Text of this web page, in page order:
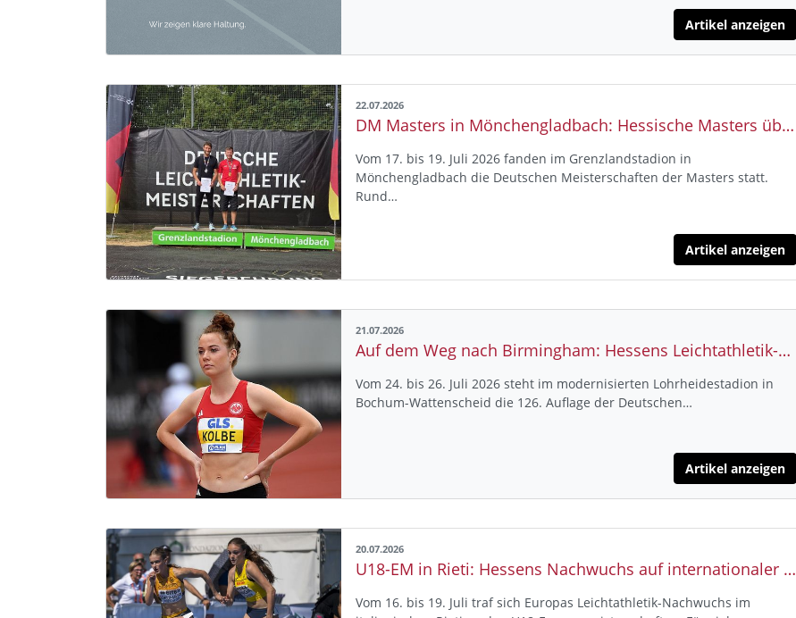
Artikel anzeigen
22.07.2026
DM Masters in Mönchengladbach: Hessische Masters überzeugen mit 94 Medaillen
Vom 17. bis 19. Juli 2026 fanden im Grenzlandstadion in
Mönchengladbach die Deutschen Meisterschaften der Masters statt.
Rund…
Artikel anzeigen
21.07.2026
Auf dem Weg nach Birmingham: Hessens Leichtathletik-Elite kämpft in Bochum und Hannover um die EM-Tickets
Vom 24. bis 26. Juli 2026 steht im modernisierten Lohrheidestadion in
Bochum-Wattenscheid die 126. Auflage der Deutschen…
Artikel anzeigen
20.07.2026
U18-EM in Rieti: Hessens Nachwuchs auf internationaler Bühne
Vom 16. bis 19. Juli traf sich Europas Leichtathletik-Nachwuchs im